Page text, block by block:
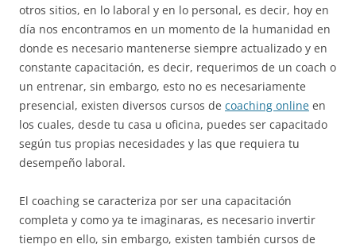
otros sitios, en lo laboral y en lo personal, es decir, hoy en
día nos encontramos en un momento de la humanidad en
donde es necesario mantenerse siempre actualizado y en
constante capacitación, es decir, requerimos de un coach o
un entrenar, sin embargo, esto no es necesariamente
presencial, existen diversos cursos de coaching online en
los cuales, desde tu casa u oficina, puedes ser capacitado
según tus propias necesidades y las que requiera tu
desempeño laboral.
El coaching se caracteriza por ser una capacitación
completa y como ya te imaginaras, es necesario invertir
tiempo en ello, sin embargo, existen también cursos de